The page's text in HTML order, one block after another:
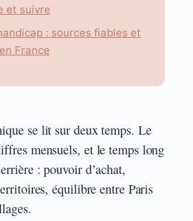
et suivre
: sources fiables et
France
se lit sur deux temps. Le
mensuels, et le temps long
: pouvoir d’achat,
équilibre entre Paris